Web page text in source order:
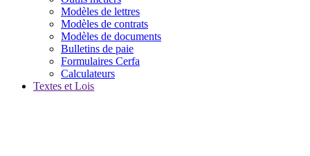
Modèles de lettres
Modèles de contrats
Modèles de documents
Bulletins de paie
Formulaires Cerfa
Calculateurs
Textes et Lois